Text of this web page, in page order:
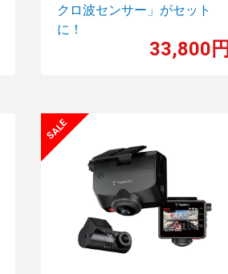
クロ波センサー」がセット
に！
33,800円